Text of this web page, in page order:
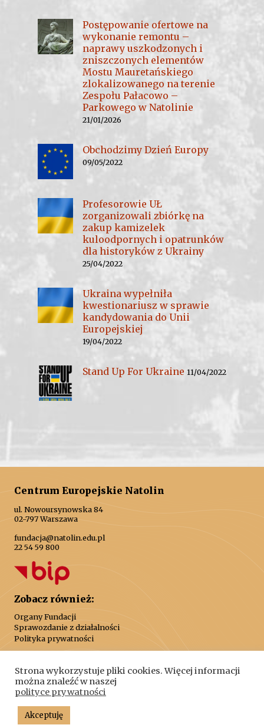
Postępowanie ofertowe na
wykonanie remontu –
naprawy uszkodzonych i
zniszczonych elementów
Mostu Mauretańskiego
zlokalizowanego na terenie
Zespołu Pałacowo –
Parkowego w Natolinie
21/01/2026
Obchodzimy Dzień Europy
09/05/2022
Profesorowie UŁ
zorganizowali zbiórkę na
zakup kamizelek
kuloodpornych i opatrunków
dla historyków z Ukrainy
25/04/2022
Ukraina wypełniła
kwestionariusz w sprawie
kandydowania do Unii
Europejskiej
19/04/2022
Stand Up For Ukraine 11/04/2022
Centrum Europejskie Natolin
ul. Nowoursynowska 84
02-797 Warszawa
fundacja@natolin.edu.pl
22 54 59 800
Zobacz również:
Organy Fundacji
Sprawozdanie z działalności
Polityka prywatności
© 2026 Centrum Europejskie Natolin. Wszelkie prawa
zastrzeżone.
Strona wykorzystuje pliki cookies. Więcej informacji
można znaleźć w naszej
polityce prywatności
Akceptuję